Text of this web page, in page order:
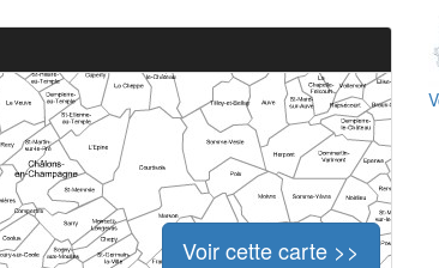
Voir cette carte >>